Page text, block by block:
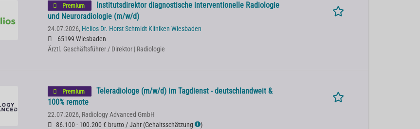
Premium
Institutsdirektor diagnostische interventionelle Radiologie
und Neuroradiologie (m/w/d)
24.07.2026, Helios Dr. Horst Schmidt Kliniken Wiesbaden
65199 Wiesbaden
Ärztl. Geschäftsführer / Direktor | Radiologie
Premium
Teleradiologe (m/w/d) im Tagdienst - deutschlandweit &
100% remote
22.07.2026, Radiology Advanced GmbH
86.100 - 100.200 € brutto / Jahr (Gehaltsschätzung ℹ )